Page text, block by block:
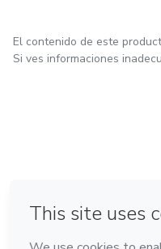
El contenido de este
Si ves informaciones
Hecho con❤ en Ciudad